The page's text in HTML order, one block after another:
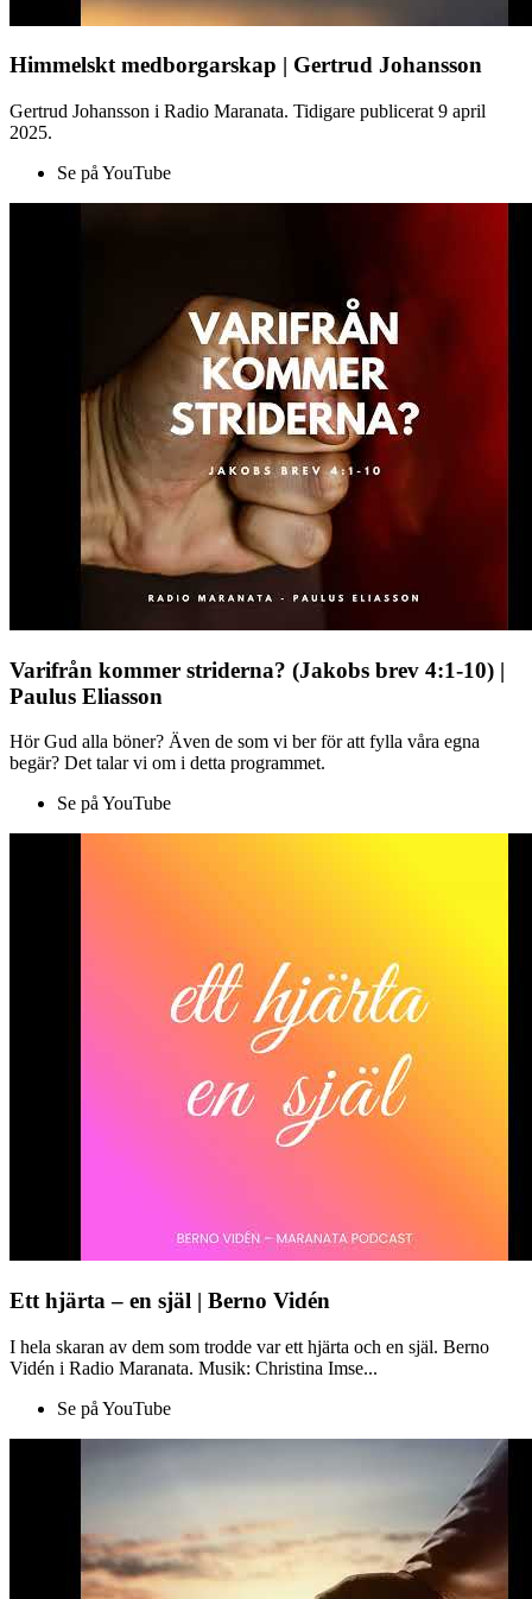
Himmelskt medborgarskap | Gertrud Johansson
Gertrud Johansson i Radio Maranata. Tidigare publicerat 9 april
2025.
Se på YouTube
Varifrån kommer striderna? (Jakobs brev 4:1-10) |
Paulus Eliasson
Hör Gud alla böner? Även de som vi ber för att fylla våra egna
begär? Det talar vi om i detta programmet.
Se på YouTube
Ett hjärta – en själ | Berno Vidén
I hela skaran av dem som trodde var ett hjärta och en själ. Berno
Vidén i Radio Maranata. Musik: Christina Imse...
Se på YouTube